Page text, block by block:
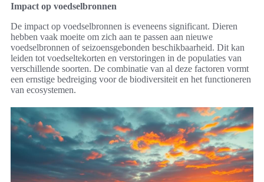
Impact op voedselbronnen
De impact op voedselbronnen is eveneens significant. Dieren
hebben vaak moeite om zich aan te passen aan nieuwe
voedselbronnen of seizoensgebonden beschikbaarheid. Dit kan
leiden tot voedseltekorten en verstoringen in de populaties van
verschillende soorten. De combinatie van al deze factoren vormt
een ernstige bedreiging voor de biodiversiteit en het functioneren
van ecosystemen.